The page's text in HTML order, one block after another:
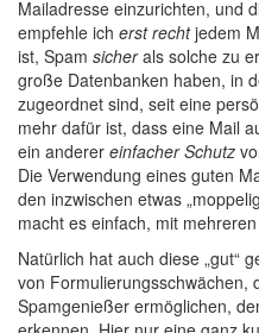
Mailadresse einzurichten, und
empfehle ich erst rechtjedem
ist, Spam sicherals solche zu
große Datenbanken haben, in
zugeordnet sind, seit eine
mehr dafür ist, dass eine Mail
ein anderer einfacher Schutz
Die Verwendung eines guten
den inzwischen etwas
macht es einfach, mit
Natürlich hat auch diese „gut“
von Formulierungsschwächen,
Spamgenießer ermöglichen,